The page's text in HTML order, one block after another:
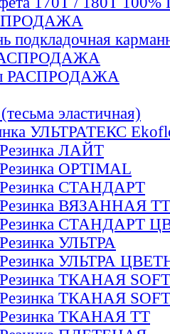
подкладочная
РАСПРОДАЖА
эластичная)
УЛЬТРАТЕКС
Резинка ЛАЙТ
Резинка OPTIMAL
Резинка СТАНДАРТ
Резинка ВЯЗАННАЯ ТТ
Резинка СТАНДАРТ
Резинка УЛЬТРА
Резинка УЛЬТРА
Резинка ТКАНАЯ SOFT
Резинка ТКАНАЯ
Резинка ТКАНАЯ ТТ